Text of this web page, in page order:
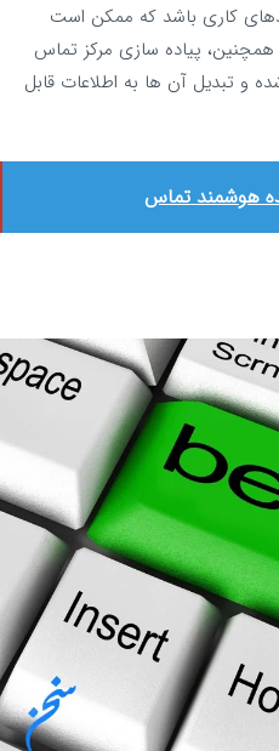
کاری باشد که ممکن است
همچنین، پیاده‌ سازی مرکز تماس
و تبدیل آن‌ ها به اطلاعات قابل
هوشمند تماس